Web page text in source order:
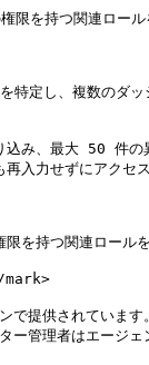
を持つ関連ロール
定し、複数のダッ
み、最大 50 件
入力せずにアクセス
持つ関連ロールを
mark>
供されています
管理者はエージ